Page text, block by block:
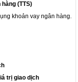
(TTS)
khoản vay ngân hàng.
trị giao dịch